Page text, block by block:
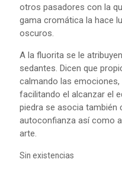
otros pasadores con la
gama cromática la hace
oscuros.
A la fluorita se le
sedantes. Dicen que
calmando las
facilitando el alcanzar el
piedra se asocia también
autoconfianza así como
arte.
Sin existencias